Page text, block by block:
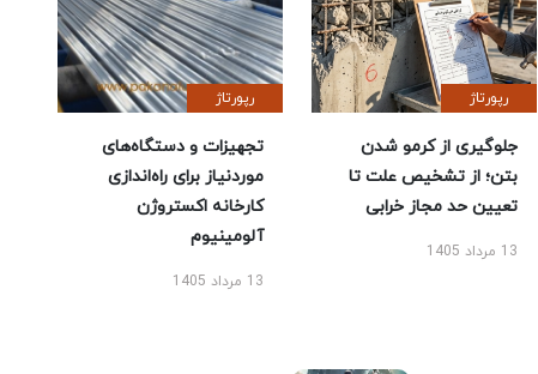
رپورتاژ
جلوگیری از کرمو شدن
بتن؛ از تشخیص علت تا
تعیین حد مجاز خرابی
13 مرداد 1405
رپورتاژ
تجهیزات و دستگاه‌های
موردنیاز برای راه‌اندازی
کارخانه اکستروژن
آلومینیوم
13 مرداد 1405